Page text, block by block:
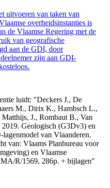
uitvoeren van taken van
overheidsinstanties is
de Vlaamse Regering met de
van geografische
aan de GDI, door
zijn aan GDI-
luidt: "Deckers J., De
M., Dirix K., Hambsch L.,
J., Rombaut B., Van
Geologisch (G3Dv3) en
van Vlaanderen.
van: Vlaams Planbureau voor
en Vlaamse
R/1569, 286p. + bijlagen"